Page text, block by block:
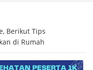
Berikut Tips
di Rumah